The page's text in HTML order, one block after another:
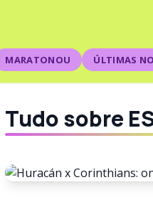
MARATONOU ÚLTIMAS
Tudo sobre